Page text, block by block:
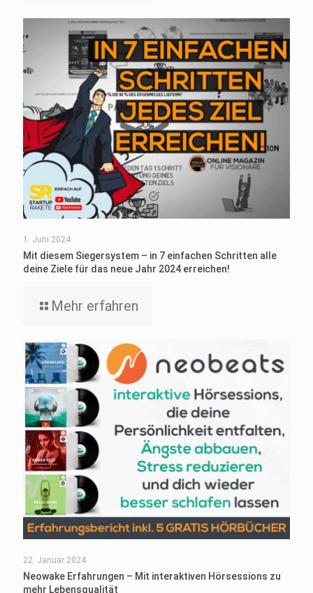
1. Juni 2024
Mit diesem Siegersystem – in 7 einfachen Schritten alle
deine Ziele für das neue Jahr 2024 erreichen!
Mehr erfahren
22. Januar 2024
Neowake Erfahrungen – Mit interaktiven Hörsessions zu
mehr Lebensqualität